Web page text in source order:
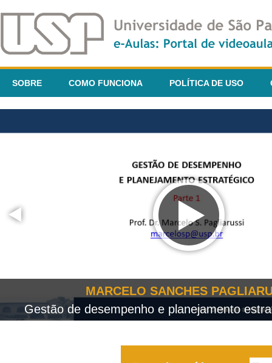
SOBRE COMO FUNCIONA POLÍTICA DE USO
MARCELO SANCHES
Gestão de desempenho e planejamento